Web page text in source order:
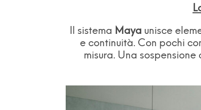
Il sistema Maya unisce
e continuità. Con pochi
misura. Una